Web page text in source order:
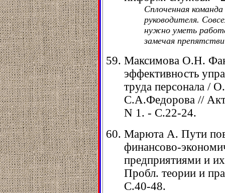
Сплоченная
руководителя.
нужно уметь
замечая
Максимова О.Н.
эффективность
труда персонала /
С.А.Федорова //
N 1. - С.22-24.
Марюта А. Пути
финансово-
предприятиями и
Пробл. теории и
С.40-48.